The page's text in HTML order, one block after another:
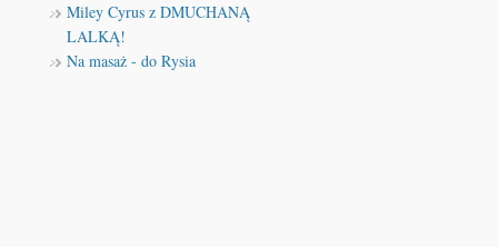
Miley Cyrus z DMUCHANĄ
LALKĄ!
Na masaż - do Rysia